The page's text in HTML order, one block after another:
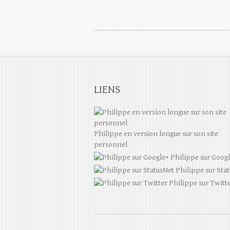
LIENS
Philippe en version longue sur son site
personnel
Philippe sur
Philippe sur
Philippe sur